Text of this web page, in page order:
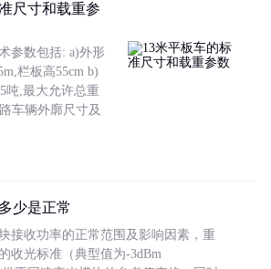
尺寸和载重参
参数包括: a)外形
栏板高55cm b)
吨,最大允许总重
车辆外廓尺寸及
少是正常
接收功率的正常范围及影响因素，重
收光标准（典型值为-3dBm